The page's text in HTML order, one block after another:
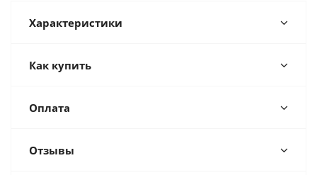
Характеристики
Как купить
Оплата
Отзывы